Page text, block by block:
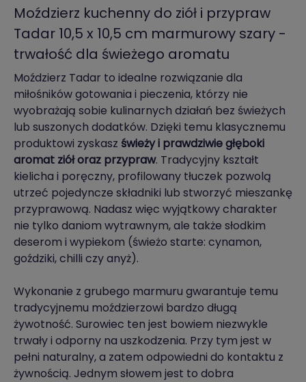
Moździerz kuchenny do ziół i przypraw
Tadar 10,5 x 10,5 cm marmurowy szary -
trwałość dla świeżego aromatu
Moździerz Tadar to idealne rozwiązanie dla
miłośników gotowania i pieczenia, którzy nie
wyobrażają sobie kulinarnych działań bez świeżych
lub suszonych dodatków. Dzięki temu klasycznemu
produktowi zyskasz świeży i prawdziwie głęboki
aromat ziół oraz przypraw. Tradycyjny kształt
kielicha i poręczny, profilowany tłuczek pozwolą
utrzeć pojedyncze składniki lub stworzyć mieszankę
przyprawową. Nadasz więc wyjątkowy charakter
nie tylko daniom wytrawnym, ale także słodkim
deserom i wypiekom (świeżo starte: cynamon,
goździki, chilli czy anyż).
Wykonanie z grubego marmuru gwarantuje temu
tradycyjnemu moździerzowi bardzo długą
żywotność. Surowiec ten jest bowiem niezwykle
trwały i odporny na uszkodzenia. Przy tym jest w
pełni naturalny, a zatem odpowiedni do kontaktu z
żywnością. Jednym słowem jest to dobra